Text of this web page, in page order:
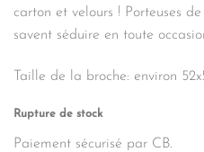
carton et velours ! Porteuses
savent séduire en toute
Taille de la broche: environ
Rupture de stock
Paiement sécurisé par CB.